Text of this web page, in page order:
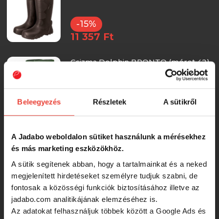
Beleegyezés Részletek A sütikről
A Jadabo weboldalon sütiket használunk a mérésekhez
és más marketing eszközökhöz.
A sütik segítenek abban, hogy a tartalmainkat és a neked
megjelenített hirdetéseket személyre tudjuk szabni, de
fontosak a közösségi funkciók biztosításához illetve az
jadabo.com analitikájának elemzéséhez is.
Az adatokat felhasználjuk többek között a Google Ads és
-15%
11 357 Ft
Csizma Delphin BRONTO (méret 42)
-15%
11 357 Ft
-15%
11 357 Ft
Csizma Delphin BRONTO (méret 44)